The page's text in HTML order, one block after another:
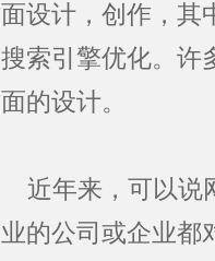
面设计，创作，其
搜索引擎优化。许
面的设计。
近年来，可以说
业的公司或企业都